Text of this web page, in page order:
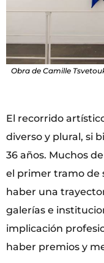
Obra de Camille
El recorrido
diverso y plural, si
36 años. Muchos
el primer tramo de
haber una
galerías e
implicación
haber premios y